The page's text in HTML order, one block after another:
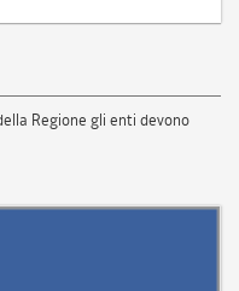
Regione gli enti devono